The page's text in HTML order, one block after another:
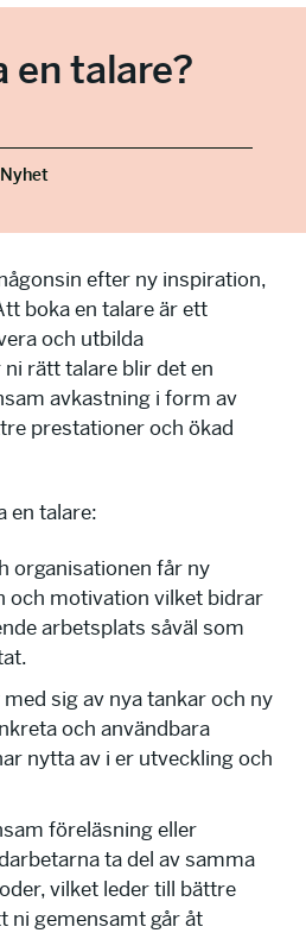
en talare?
Nyhet
efter ny inspiration,
boka en talare är ett
och utbilda
rätt talare blir det en
avkastning i form av
prestationer och ökad
en talare:
organisationen får ny
och motivation vilket bidrar
arbetsplats såväl som
sig av nya tankar och ny
och användbara
nytta av i er utveckling och
föreläsning eller
ta del av samma
vilket leder till bättre
ni gemensamt går åt